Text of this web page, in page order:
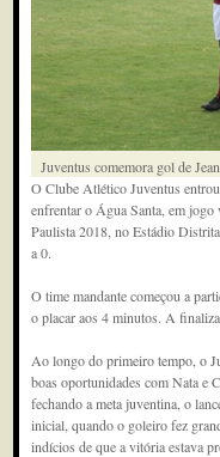
Juventus comemora gol de
O Clube Atlético Juventus
enfrentar o Água Santa, em jogo
Paulista 2018, no Estádio
a 0.
O time mandante começou a
o placar aos 4 minutos. A
Ao longo do primeiro tempo, o
boas oportunidades com Nata e
fechando a meta juventina, o
inicial, quando o goleiro fez
indícios de que a vitória estava